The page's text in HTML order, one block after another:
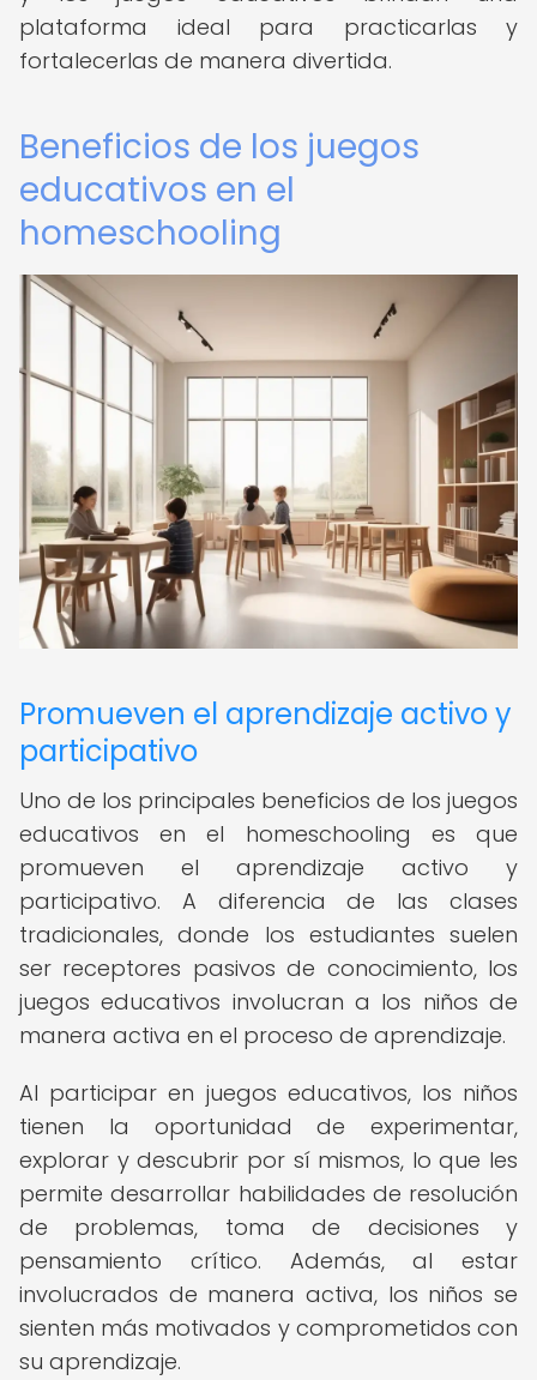
plataforma ideal para practicarlas y
fortalecerlas de manera divertida.
Beneficios de los juegos
educativos en el
homeschooling
Promueven el aprendizaje activo y
participativo
Uno de los principales beneficios de los juegos
educativos en el homeschooling es que
promueven el aprendizaje activo y
participativo. A diferencia de las clases
tradicionales, donde los estudiantes suelen
ser receptores pasivos de conocimiento, los
juegos educativos involucran a los niños de
manera activa en el proceso de aprendizaje.
Al participar en juegos educativos, los niños
tienen la oportunidad de experimentar,
explorar y descubrir por sí mismos, lo que les
permite desarrollar habilidades de resolución
de problemas, toma de decisiones y
pensamiento crítico. Además, al estar
involucrados de manera activa, los niños se
sienten más motivados y comprometidos con
su aprendizaje.